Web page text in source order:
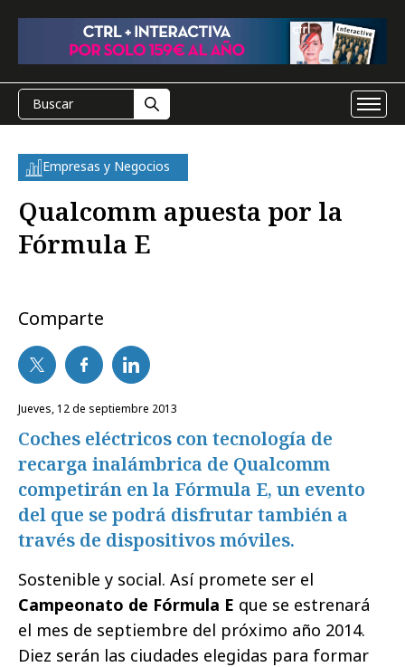
Empresas y Negocios
Qualcomm apuesta por la
Fórmula E
Comparte
jueves, 12 de septiembre 2013
Coches eléctricos con tecnología de
recarga inalámbrica de Qualcomm
competirán en la Fórmula E, un evento
del que se podrá disfrutar también a
través de dispositivos móviles.
Sostenible y social. Así promete ser el
Campeonato de Fórmula E que se estrenará
el mes de septiembre del próximo año 2014.
Diez serán las ciudades elegidas para formar